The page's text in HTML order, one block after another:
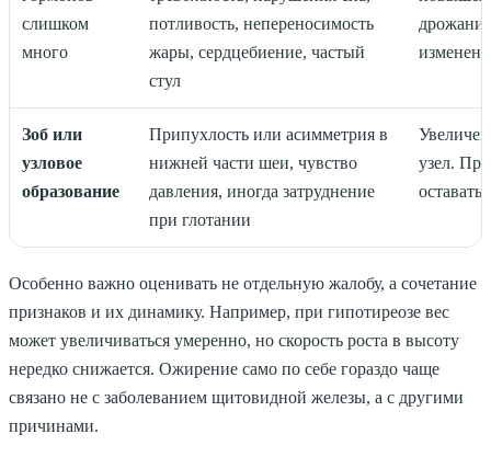
слишком
много
потливость, непереносимость
жары, сердцебиение, частый
стул
Зоб или
узловое
образование
Припухлость или асимметрия в
нижней части шеи, чувство
давления, иногда затруднение
при глотании
узел.
Особенно важно оценивать не отдельную жалобу, а сочетание
признаков и их динамику. Например, при гипотиреозе вес
может увеличиваться умеренно, но скорость роста в высоту
нередко снижается. Ожирение само по себе гораздо чаще
связано не с заболеванием щитовидной железы, а с другими
причинами.